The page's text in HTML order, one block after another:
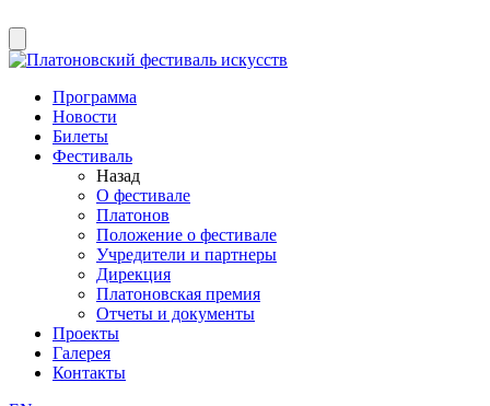
Программа
Новости
Билеты
Фестиваль
Назад
О фестивале
Платонов
Положение о фестивале
Учредители и партнеры
Дирекция
Платоновская премия
Отчеты и документы
Проекты
Галерея
Контакты